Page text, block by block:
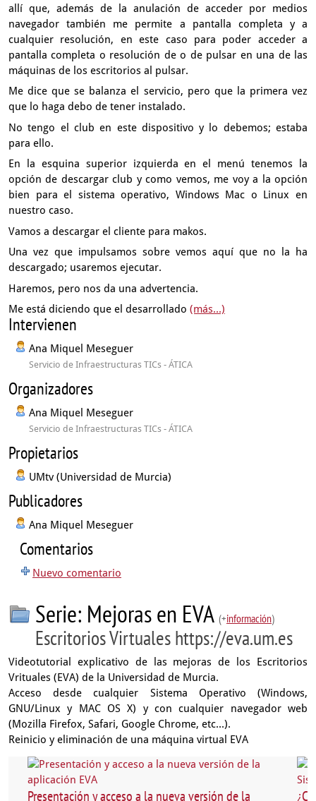
allí que, además de la anulación de acceder por medios
navegadortambién me permite a pantalla completa y a
cualquier resolución, en este caso para poder acceder a
pantalla completa o resolución de o de pulsar en una de las
máquinas de los escritorios al pulsar.
Me dice que se balanza el servicio, pero que la primera vez
que lo haga debo de tener instalado.
No tengo el club en este dispositivo y lo debemos; estaba
para ello.
En la esquina superior izquierdaen el menú tenemos la
opción de descargar club y como vemos, me voy a la opción
bien para el sistema operativo, Windows Mac o Linux en
nuestro caso.
Vamos a descargar el cliente para makos.
Una vez que impulsamos sobre vemos aquí que no la ha
descargado; usaremos ejecutar.
Haremos, pero nos da una advertencia.
Me está diciendo que el desarrollado (más...)
Intervienen
Ana Miquel Meseguer
Servicio de Infraestructuras TICs - ÁTICA
Organizadores
Ana Miquel Meseguer
Servicio de Infraestructuras TICs - ÁTICA
Propietarios
UMtv (Universidad de Murcia)
Publicadores
Ana Miquel Meseguer
Comentarios
Nuevo comentario
Serie: Mejoras en EVA (+información)
Escritorios Virtuales https://eva.um.es
Videotutorial explicativo de las mejoras de los Escritorios
Vrituales (EVA) de la Universidad de Murcia.
Acceso desde cualquier Sistema Operativo (Windows,
GNU/Linux y MAC OS X) y con cualquier navegador web
(Mozilla Firefox, Safari, Google Chrome, etc...).
Reinicio y eliminación de una máquina virtual EVA
Presentación y acceso a la nueva versión de la